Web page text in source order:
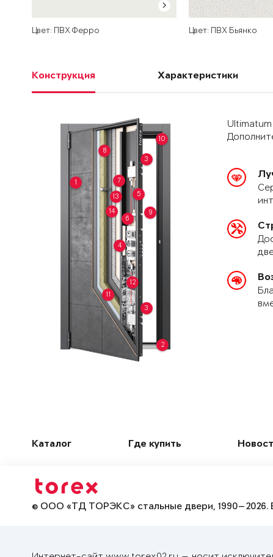
Цвет: ПВХ Ферро Цвет: ПВХ Бьянко
Конструкция Характеристики
1
2
3
3
4
5
6
7
8
9
10
11
12
13
14
Каталог Где купить
© ООО «ТД ТОРЭКС» стальные двери, 1990—2026.